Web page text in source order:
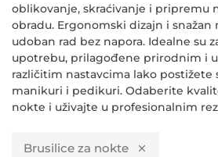
oblikovanje, skraćivanje i pripremu
obradu. Ergonomski dizajn i snažan
udoban rad bez napora. Idealne su
upotrebu, prilagođene prirodnim i
različitim nastavcima lako postižete
manikuri i pedikuri. Odaberite
nokte i uživajte u profesionalnim
Brusilice za nokte